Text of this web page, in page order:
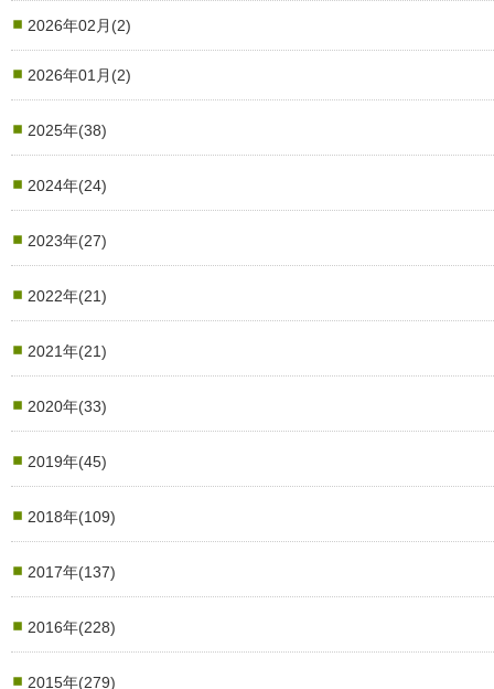
2026年02月(2)
2026年01月(2)
2025年(38)
2024年(24)
2023年(27)
2022年(21)
2021年(21)
2020年(33)
2019年(45)
2018年(109)
2017年(137)
2016年(228)
2015年(279)